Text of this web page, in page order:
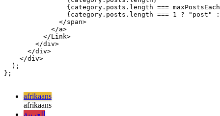
<h2 className="text-sm md:text-
              </span>
<span className="text-sm font-light
                {category.posts.length}
{category.posts.length ===
{category.posts.length === 1 ? "post"
              </span>
            </a>
          </Link>
        </div>
      </div>